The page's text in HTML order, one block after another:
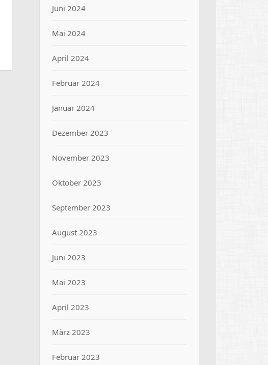
Juni 2024
Mai 2024
April 2024
Februar 2024
Januar 2024
Dezember 2023
November 2023
Oktober 2023
September 2023
August 2023
Juni 2023
Mai 2023
April 2023
März 2023
Februar 2023